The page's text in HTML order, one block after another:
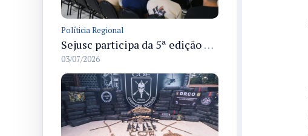
Políticia Regional
Sejusc participa da 5ª edição do Caminhos Literários com foco na cultura hip-hop nas unidades socioeducativas
03/07/2026